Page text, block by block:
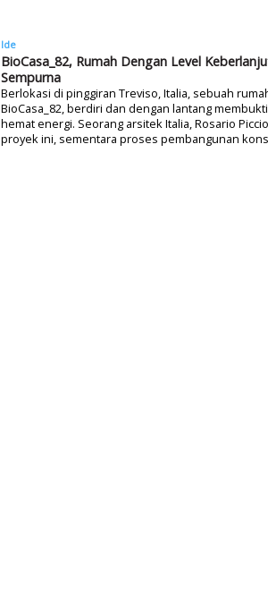
Ide
BioCasa_82, Rumah Dengan Level
Sempurna
Berlokasi di pinggiran Treviso, Italia, sebuah
BioCasa_82, berdiri dan dengan lantang
hemat energi. Seorang arsitek Italia, Rosario
proyek ini, sementara proses pembangunan